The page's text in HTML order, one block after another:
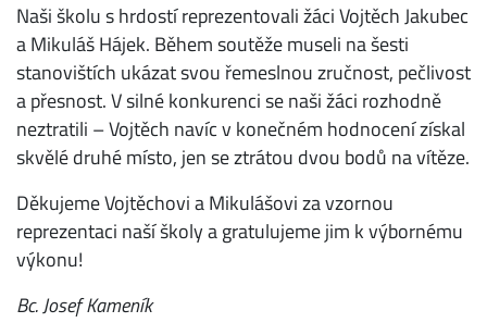
Naši školu s hrdostí reprezentovali žáci Vojtěch Jakubec
a Mikuláš Hájek. Během soutěže museli na šesti
stanovištích ukázat svou řemeslnou zručnost, pečlivost
a přesnost. V silné konkurenci se naši žáci rozhodně
neztratili – Vojtěch navíc v konečném hodnocení získal
skvělé druhé místo, jen se ztrátou dvou bodů na vítěze.
Děkujeme Vojtěchovi a Mikulášovi za vzornou
reprezentaci naší školy a gratulujeme jim k výbornému
výkonu!
Bc. Josef Kameník